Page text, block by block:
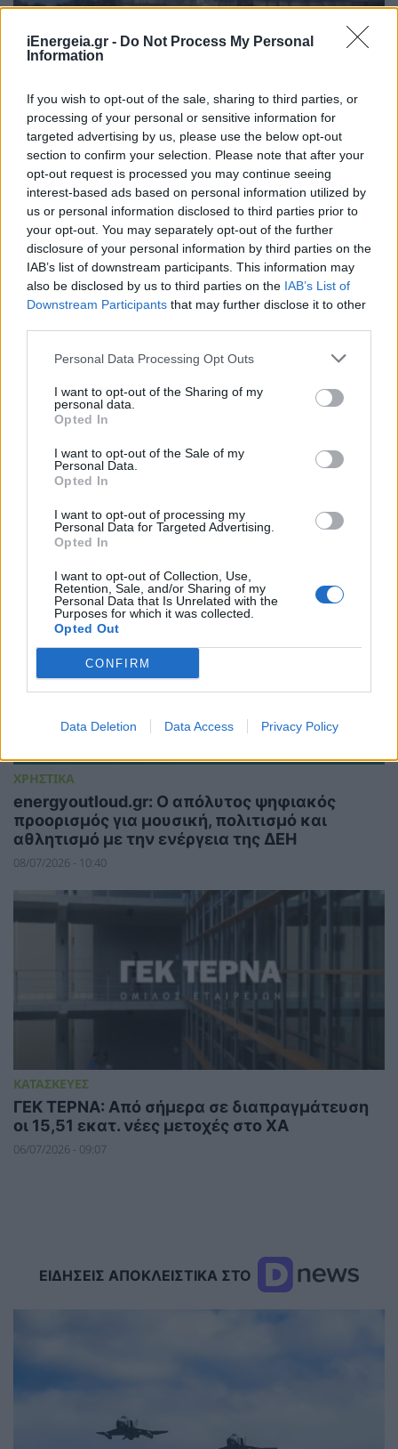
iEnergeia.gr - Do Not Process My Personal
Information
If you wish to opt-out of the sale, sharing to third parties, or
processing of your personal or sensitive information for
targeted advertising by us, please use the below opt-out
section to confirm your selection. Please note that after your
opt-out request is processed you may continue seeing
interest-based ads based on personal information utilized by
us or personal information disclosed to third parties prior to
your opt-out. You may separately opt-out of the further
disclosure of your personal information by third parties on the
IAB’s list of downstream participants. This information may
also be disclosed by us to third parties on the IAB’s List of
Downstream Participants that may further disclose it to other
Personal Data Processing Opt Outs
I want to opt-out of the Sharing of my
personal data.
Opted In
I want to opt-out of the Sale of my
Personal Data.
Opted In
I want to opt-out of processing my
Personal Data for Targeted Advertising.
Opted In
I want to opt-out of Collection, Use,
Retention, Sale, and/or Sharing of my
Personal Data that Is Unrelated with the
Purposes for which it was collected.
Opted Out
CONFIRM
Data Deletion Data Access Privacy Policy
ΚΑΤΑΣΚΕΥΕΣ
Συνεργασία ΔΕΗ - Dimand για ανάπτυξη
πρότυπου βιοκλιματικού κτιρίου στη
Λεωφόρο Μεσογείων
13/07/2026 - 10:57
ΑΝΑΝΕΩΣΙΜΕΣ ΠΗΓΕΣ ΕΝΕΡΓΕΙΑΣ
ΔΕΗ: Φωτοβολταϊκά συστήματα για το σπίτι
09/07/2026 - 13:13
ΧΡΗΣΤΙΚΑ
energyoutloud.gr: Ο απόλυτος ψηφιακός
προορισμός για μουσική, πολιτισμό και
αθλητισμό με την ενέργεια της ΔΕΗ
08/07/2026 - 10:40
ΚΑΤΑΣΚΕΥΕΣ
ΓΕΚ ΤΕΡΝΑ: Από σήμερα σε διαπραγμάτευση
οι 15,51 εκατ. νέες μετοχές στο ΧΑ
06/07/2026 - 09:07
ΕΙΔΗΣΕΙΣ ΑΠΟΚΛΕΙΣΤΙΚΑ ΣΤΟ